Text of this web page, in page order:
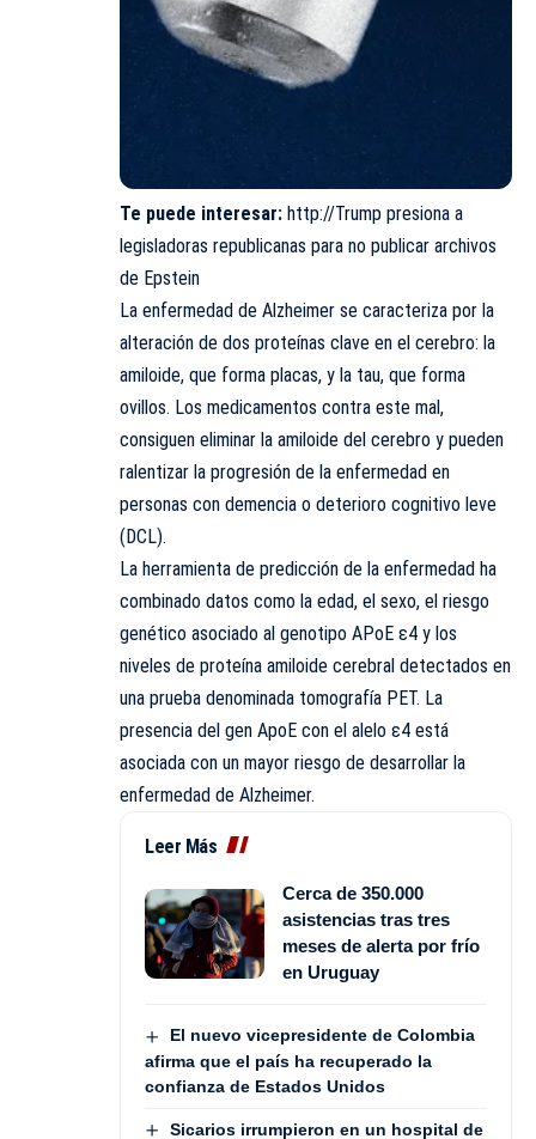
Te puede interesar: http://Trump presiona a
legisladoras republicanas para no publicar archivos
de Epstein
La enfermedad de Alzheimer se caracteriza por la
alteración de dos proteínas clave en el cerebro: la
amiloide, que forma placas, y la tau, que forma
ovillos. Los medicamentos contra este mal,
consiguen eliminar la amiloide del cerebro y pueden
ralentizar la progresión de la enfermedad en
personas con demencia o deterioro cognitivo leve
(DCL).
La herramienta de predicción de la enfermedad ha
combinado datos como la edad, el sexo, el riesgo
genético asociado al genotipo APoE ε4 y los
niveles de proteína amiloide cerebral detectados en
una prueba denominada tomografía PET. La
presencia del gen ApoE con el alelo ε4 está
asociada con un mayor riesgo de desarrollar la
enfermedad de Alzheimer.
Leer Más
Cerca de 350.000
asistencias tras tres
meses de alerta por frío
en Uruguay
El nuevo vicepresidente de Colombia
afirma que el país ha recuperado la
confianza de Estados Unidos
Sicarios irrumpieron en un hospital de